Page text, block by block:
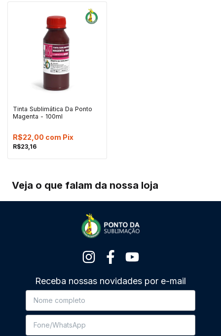
Tinta Sublimática Da Ponto
Magenta - 100ml
R$23,16
R$22,00 com Pix
Veja o que falam da nossa loja
Receba nossas novidades por e-mail